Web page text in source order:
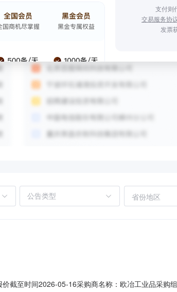
支付则
交易服务协
发票
省份地区
截至时间2026-05-16采购商名称：欧冶工业品采购